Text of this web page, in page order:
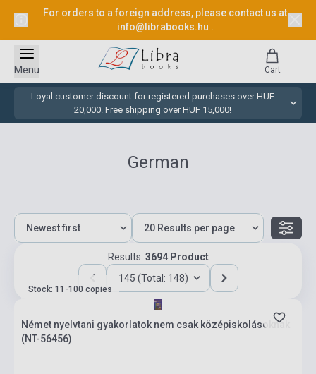
For orders to a foreign address, please contact us at
info@librabooks.hu .
Loyal customer discount for registered purchases over HUF
20,000. Free shipping over HUF 15,000!
Menu Cart
German
Results: 3694 Product
145 (Total: 148)
Stock: 11-100 copies
Német nyelvtani gyakorlatok nem csak középiskolásoknak
(NT-56456)